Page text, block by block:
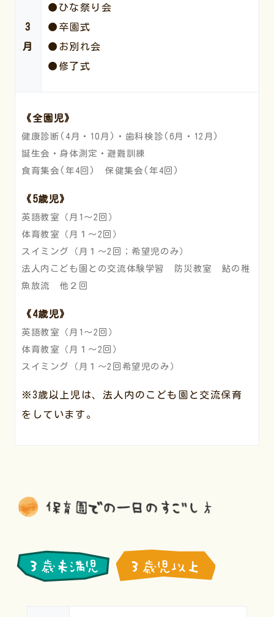
3
月
●ひな祭り会
●卒園式
●お別れ会
●修了式
《全園児》
健康診断(4月・10月)・歯科検診(6月・12月)
誕生会・身体測定・避難訓練
食育集会(年4回) 保健集会(年4回)
《5歳児》
英語教室（月1～2回）
体育教室（月１～2回）
スイミング（月１～2回；希望児のみ）
法人内こども園との交流体験学習 防災教室 鮎の稚
魚放流 他２回
《4歳児》
英語教室（月1～2回）
体育教室（月１～2回）
スイミング（月１～2回希望児のみ）
※3歳以上児は、法人内のこども園と交流保育
をしています。